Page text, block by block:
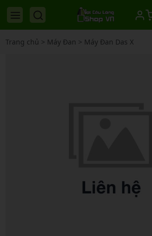
Trang chủ > Máy Đan > Máy Đan Das X